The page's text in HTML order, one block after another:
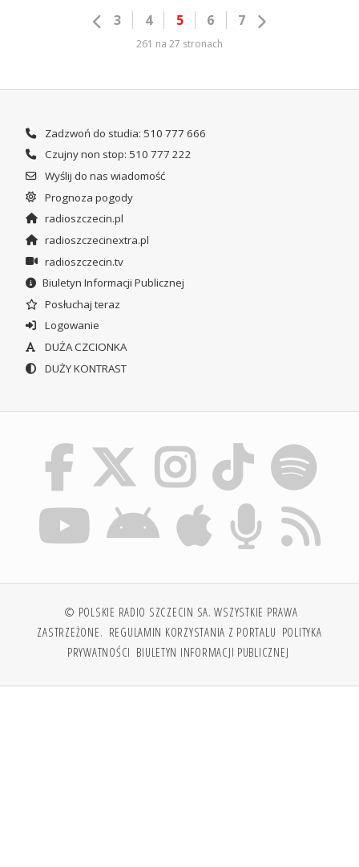
3 4 5 6 7
261 na 27 stronach
Zadzwoń do studia: 510 777 666
Czujny non stop: 510 777 222
Wyślij do nas wiadomość
Prognoza pogody
radioszczecin.pl
radioszczecinextra.pl
radioszczecin.tv
Biuletyn Informacji Publicznej
Posłuchaj teraz
Logowanie
DUŻA CZCIONKA
DUŻY KONTRAST
© POLSKIE RADIO SZCZECIN SA. WSZYSTKIE PRAWA
ZASTRZEŻONE. REGULAMIN KORZYSTANIA Z PORTALU POLITYKA
PRYWATNOŚCI BIULETYN INFORMACJI PUBLICZNEJ